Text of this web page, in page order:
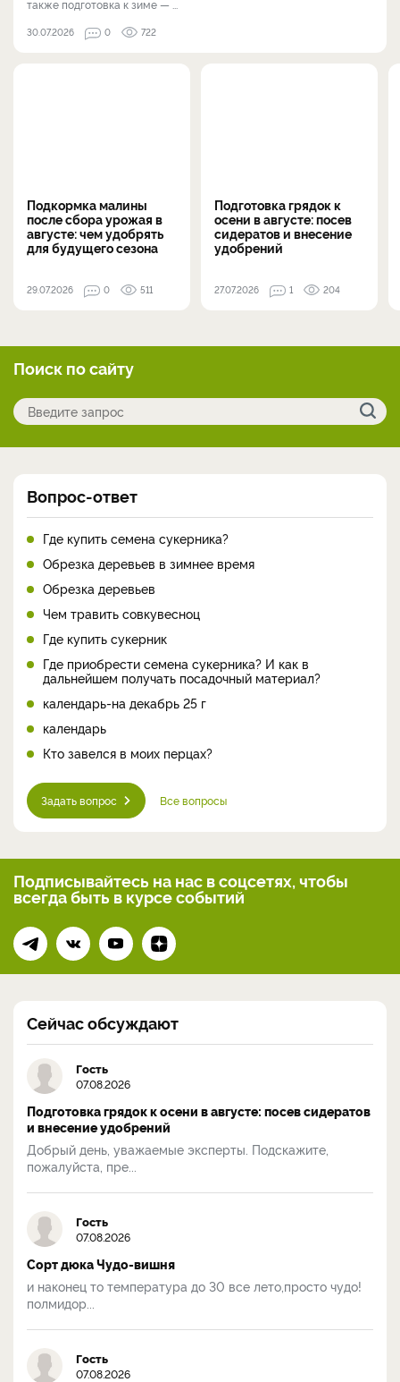
также подготовка к зиме — ...
30.07.2026 0 722
Подкормка малины
после сбора урожая в
августе: чем удобрять
для будущего сезона
29.07.2026 0 511
Подготовка грядок к
осени в августе: посев
сидератов и внесение
удобрений
27.07.2026 1 204
Поиск по сайту
Вопрос-ответ
Где купить семена сукерника?
Обрезка деревьев в зимнее время
Обрезка деревьев
Чем травить совкувесноц
Где купить сукерник
Где приобрести семена сукерника? И как в
дальнейшем получать посадочный материал?
календарь-на декабрь 25 г
календарь
Кто завелся в моих перцах?
Задать вопрос Все вопросы
Подписывайтесь на нас в соцсетях, чтобы
всегдабыть в курсе событий
Сейчас обсуждают
Гость
07.08.2026
Подготовка грядок к осени в августе: посев сидератов
и внесение удобрений
Добрый день, уважаемые эксперты. Подскажите,
пожалуйста, пре...
Гость
07.08.2026
Сорт дюка Чудо-вишня
и наконец то температура до 30 все лето,просто чудо!
полмидор...
Гость
07.08.2026